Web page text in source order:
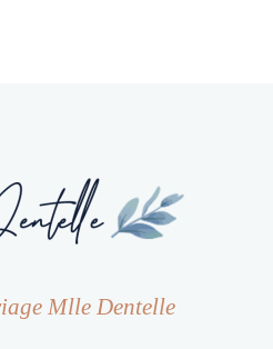
Mlle Dentelle